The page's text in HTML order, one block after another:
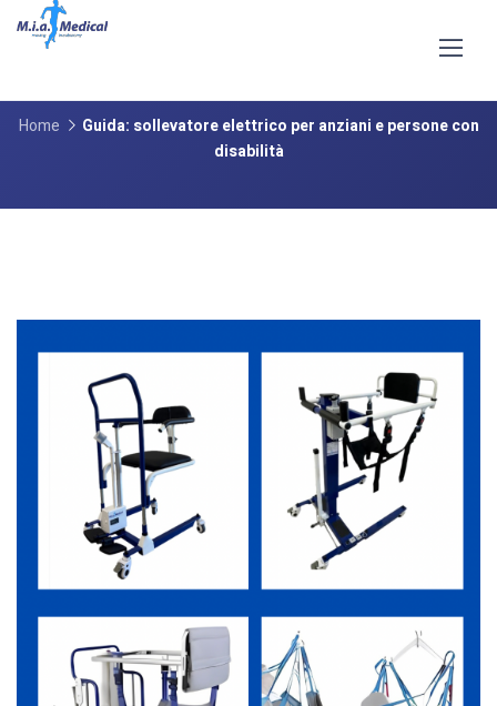
Guida: sollevatore elettrico per
Home
Guida: sollevatore elettrico per anziani e persone con
disabilità